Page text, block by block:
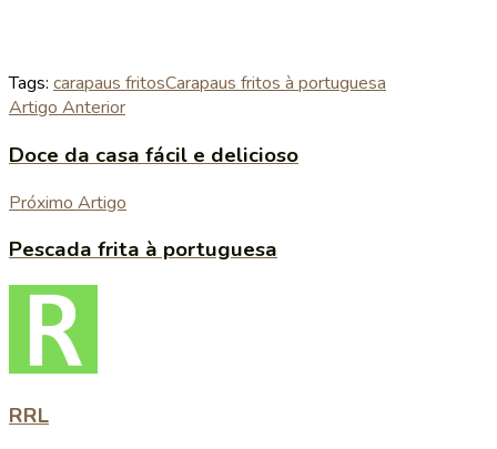
Tags: carapaus fritosCarapaus fritos à portuguesa
Artigo Anterior
Doce da casa fácil e delicioso
Próximo Artigo
Pescada frita à portuguesa
RRL